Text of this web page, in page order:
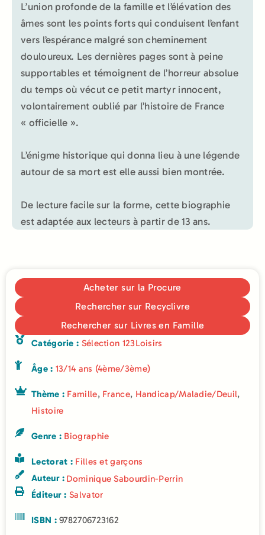
L’union profonde de la famille et l’élévation des
âmes sont les points forts qui conduisent l’enfant
vers l’espérance malgré son cheminement
douloureux. Les dernières pages sont à peine
supportables et témoignent de l’horreur absolue
du temps où vécut ce petit martyr innocent,
volontairement oublié par l’histoire de France
« officielle ».
L’énigme historique qui donna lieu à une légende
autour de sa mort est elle aussi bien montrée.
De lecture facile sur la forme, cette biographie
est adaptée aux lecteurs à partir de 13 ans.
Acheter sur la Procure
Rechercher sur Recyclivre
Rechercher sur Livres en Famille
Catégorie : Sélection 123Loisirs
Âge : 13/14 ans (4ème/3ème)
Thème : Famille, France, Handicap/Maladie/Deuil,
Histoire
Genre : Biographie
Lectorat : Filles et garçons
Auteur : Dominique Sabourdin-Perrin
Éditeur : Salvator
ISBN :9782706723162